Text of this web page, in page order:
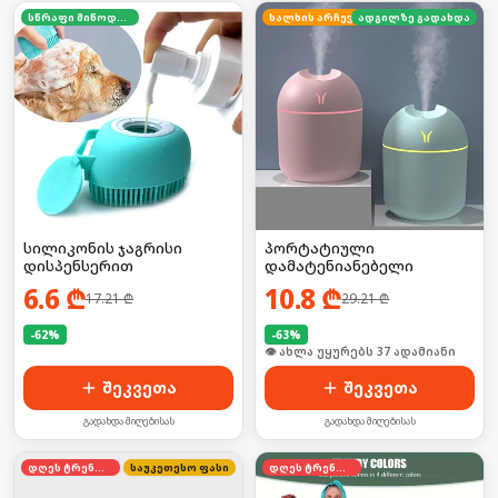
სილიკონის ჯაგრისი
დისპენსერით
6.6 ₾17.21₾
-62%
შეკვეთა
გადახდა მიღებისას
ხალხის არჩევანი
ადგილზე გადახდა
პორტატიული
დამატენიანებელი
10.8 ₾29.21₾
-63%
🛒 ბოლო 24სთ-ში იყიდა 9-მა
შეკვეთა
გადახდა მიღებისას
საუკეთესო ფასი